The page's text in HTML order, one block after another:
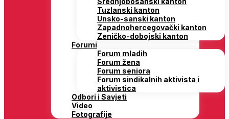
Tuzlanski kanton
Unsko-sanski kanton
Zapadnohercegovački kanton
Zeničko-dobojski kanton
Forumi
Forum mladih
Forum žena
Forum seniora
Forum sindikalnih aktivista i
aktivistica
Odbori i Savjeti
Video
Fotografije